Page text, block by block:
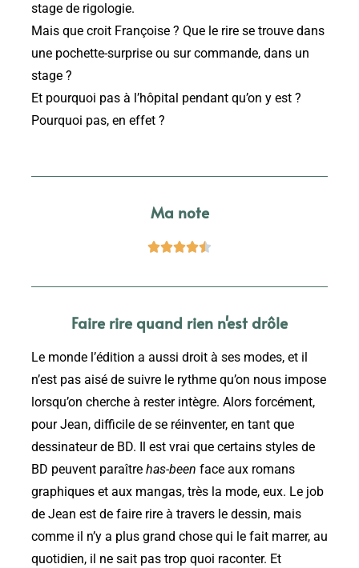
stage de rigologie.
Mais que croit Françoise ? Que le rire se trouve dans
une pochette-surprise ou sur commande, dans un
stage ?
Et pourquoi pas à l’hôpital pendant qu’on y est ?
Pourquoi pas, en eff­et ?
Ma note

Faire rire quand rien n'est drôle
Le monde l’édition a aussi droit à ses modes, et il
n’est pas aisé de suivre le rythme qu’on nous impose
lorsqu’on cherche à rester intègre. Alors forcément,
pour Jean, difficile de se réinventer, en tant que
dessinateur de BD. Il est vrai que certains styles de
BD peuvent paraître has-been face aux romans
graphiques et aux mangas, très la mode, eux. Le job
de Jean est de faire rire à travers le dessin, mais
comme il n’y a plus grand chose qui le fait marrer, au
quotidien, il ne sait pas trop quoi raconter. Et